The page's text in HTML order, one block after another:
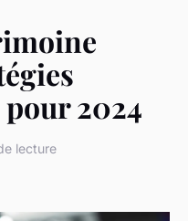
2024
lecture